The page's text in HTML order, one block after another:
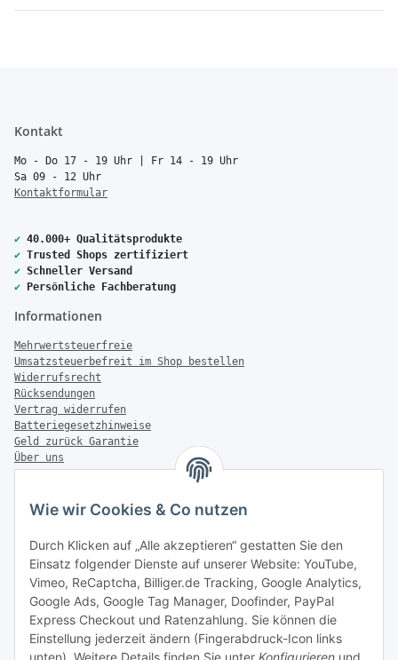
Wie wir Cookies & Co nutzen
Durch Klicken auf „Alle akzeptieren“ gestatten Sie den
Einsatz folgender Dienste auf unserer Website: YouTube,
Vimeo, ReCaptcha, Billiger.de Tracking, Google Analytics,
Google Ads, Google Tag Manager, Doofinder, PayPal
Express Checkout und Ratenzahlung. Sie können die
Einstellung jederzeit ändern (Fingerabdruck-Icon links
Kontakt
Mo - Do 17 - 19 Uhr | Fr 14 - 19 Uhr
Sa 09 - 12 Uhr
Kontaktformular
✔ 40.000+ Qualitätsprodukte
✔ Trusted Shops zertifiziert
✔ Schneller Versand
✔ Persönliche Fachberatung
Informationen
Mehrwertsteuerfreie
Umsatzsteuerbefreit im Shop bestellen
Widerrufsrecht
Rücksendungen
Vertrag widerrufen
Batteriegesetzhinweise
Geld zurück Garantie
Über uns
FAQ
Zahlung & Versand
Versandinformationen